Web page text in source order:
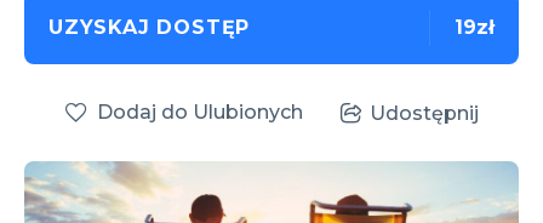
UZYSKAJ DOSTĘP 19zł
Dodaj do Ulubionych Udostępnij